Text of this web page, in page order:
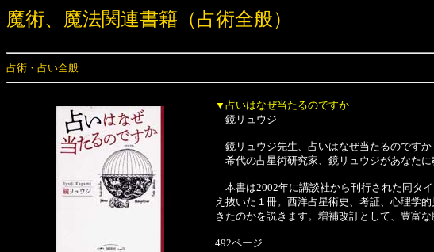
魔術、魔法関連書籍（占術全般）
占術・占い全般
▼占いはなぜ当たるのですか
鏡リュウジ
鏡リュウジ先生、占いはなぜ当たるのです
希代の占星術研究家、鏡リュウジがあなたに
本書は2002年に講談社から刊行された同タ
え抜いた１冊。西洋占星術史、考証、心理学
きたのかを説きます。増補改訂として、豊富
492ページ